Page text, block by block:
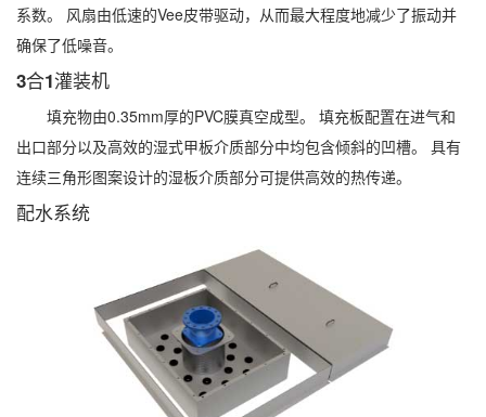
系数。 风扇由低速的Vee皮带驱动，从而最大程度地减少了振动并
确保了低噪音。
3合1灌装机
填充物由0.35mm厚的PVC膜真空成型。 填充板配置在进气和
出口部分以及高效的湿式甲板介质部分中均包含倾斜的凹槽。 具有
连续三角形图案设计的湿板介质部分可提供高效的热传递。
配水系统